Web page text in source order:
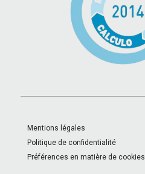
Mentions légales
Politique de confidentialité
Préférences en matière de cookies